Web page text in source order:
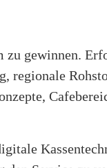
zu gewinnen.
regionale